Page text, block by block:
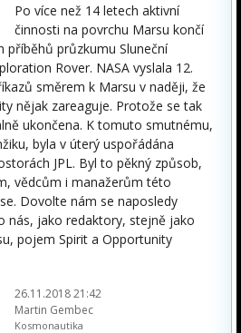
Po více než 14 letech aktivní
činnosti na povrchu Marsu končí
příběhů průzkumu Sluneční
Rover. NASA vyslala 12.
směrem k Marsu v naději, že
nějak zareaguje. Protože se tak
ukončena. K tomuto smutnému,
byla v úterý uspořádána
JPL. Byl to pěkný způsob,
vědcům i manažerům této
Dovolte nám se naposledy
nás, jako redaktory, stejně jako
pojem Spirit a Opportunity
26.11.2018 21:42
Martin Gembec
Kosmonautika